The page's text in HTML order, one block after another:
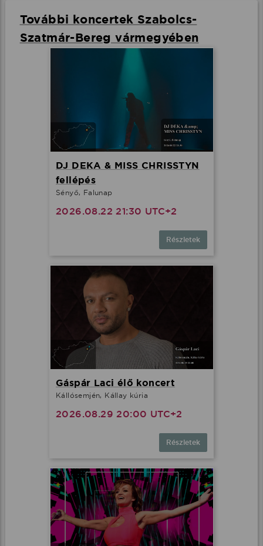
További koncertek Szabolcs-
Szatmár-Bereg vármegyében
DJ DEKA & MISS CHRISSTYN
fellépés
Sényő, Falunap
2026.08.22 21:30 UTC+2
Részletek
Gáspár Laci élő koncert
Kállósemjén, Kállay kúria
2026.08.29 20:00 UTC+2
Részletek